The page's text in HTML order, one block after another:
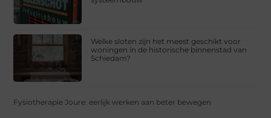
Welke sloten zijn het meest geschikt voor
woningen in de historische binnenstad van
Schiedam?
Fysiotherapie Joure: eerlijk werken aan beter bewegen